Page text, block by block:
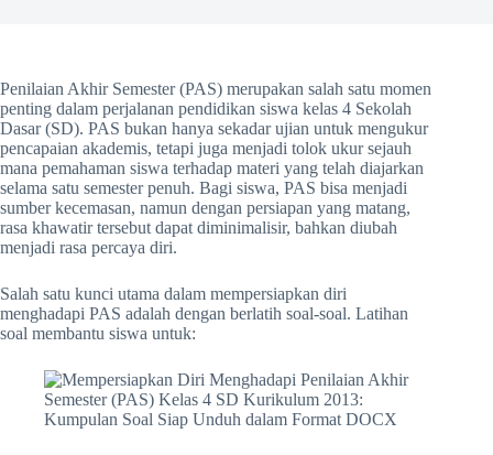
Penilaian Akhir Semester (PAS) merupakan salah satu momen
penting dalam perjalanan pendidikan siswa kelas 4 Sekolah
Dasar (SD). PAS bukan hanya sekadar ujian untuk mengukur
pencapaian akademis, tetapi juga menjadi tolok ukur sejauh
mana pemahaman siswa terhadap materi yang telah diajarkan
selama satu semester penuh. Bagi siswa, PAS bisa menjadi
sumber kecemasan, namun dengan persiapan yang matang,
rasa khawatir tersebut dapat diminimalisir, bahkan diubah
menjadi rasa percaya diri.
Salah satu kunci utama dalam mempersiapkan diri
menghadapi PAS adalah dengan berlatih soal-soal. Latihan
soal membantu siswa untuk: